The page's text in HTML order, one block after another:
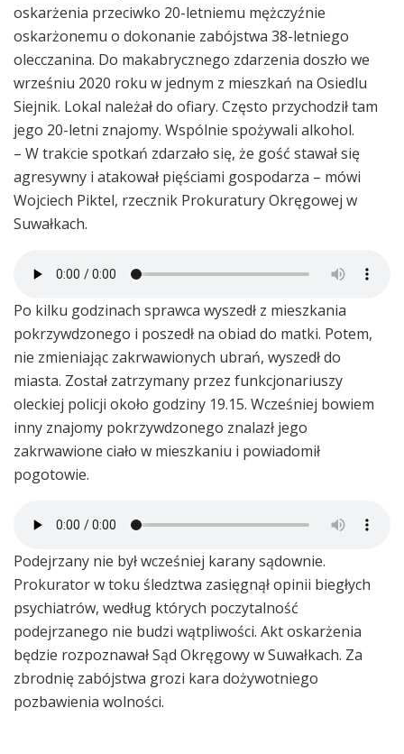
oskarżenia przeciwko 20-letniemu mężczyźnie
oskarżonemu o dokonanie zabójstwa 38-letniego
olecczanina. Do makabrycznego zdarzenia doszło we
wrześniu 2020 roku w jednym z mieszkań na Osiedlu
Siejnik. Lokal należał do ofiary. Często przychodził tam
jego 20-letni znajomy. Wspólnie spożywali alkohol.
– W trakcie spotkań zdarzało się, że gość stawał się
agresywny i atakował pięściami gospodarza – mówi
Wojciech Piktel, rzecznik Prokuratury Okręgowej w
Suwałkach.
Po kilku godzinach sprawca wyszedł z mieszkania
pokrzywdzonego i poszedł na obiad do matki. Potem,
nie zmieniając zakrwawionych ubrań, wyszedł do
miasta. Został zatrzymany przez funkcjonariuszy
oleckiej policji około godziny 19.15. Wcześniej bowiem
inny znajomy pokrzywdzonego znalazł jego
zakrwawione ciało w mieszkaniu i powiadomił
pogotowie.
Podejrzany nie był wcześniej karany sądownie.
Prokurator w toku śledztwa zasięgnął opinii biegłych
psychiatrów, według których poczytalność
podejrzanego nie budzi wątpliwości. Akt oskarżenia
będzie rozpoznawał Sąd Okręgowy w Suwałkach. Za
zbrodnię zabójstwa grozi kara dożywotniego
pozbawienia wolności.